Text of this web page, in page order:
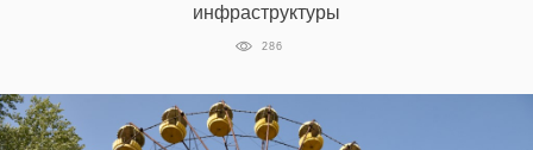
инфраструктуры
286